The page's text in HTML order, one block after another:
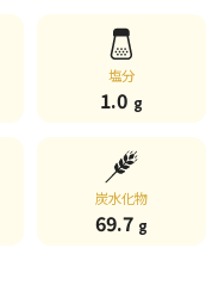
塩分
1.0 g
炭水化物
69.7 g